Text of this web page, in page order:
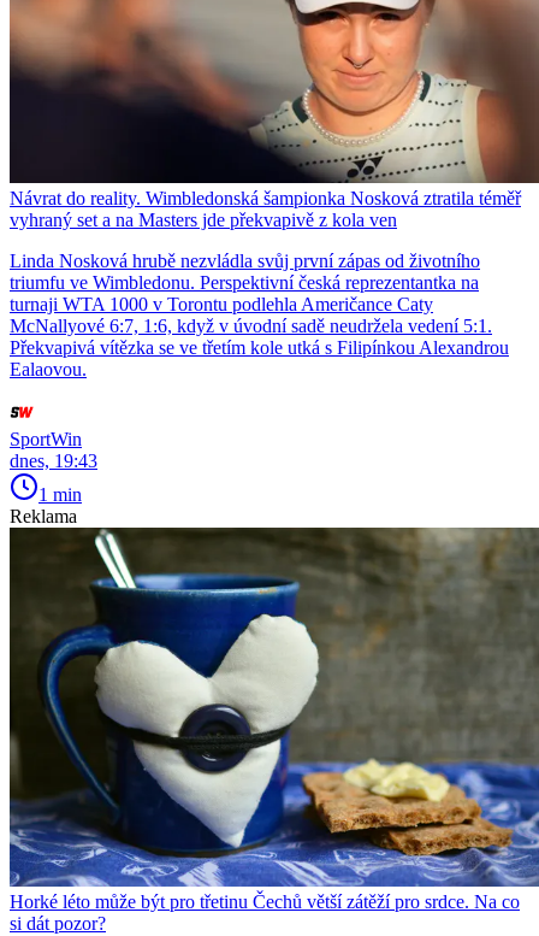
Návrat do reality. Wimbledonská šampionka Nosková ztratila téměř
vyhraný set a na Masters jde překvapivě z kola ven
Linda Nosková hrubě nezvládla svůj první zápas od životního
triumfu ve Wimbledonu. Perspektivní česká reprezentantka na
turnaji WTA 1000 v Torontu podlehla Američance Caty
McNallyové 6:7, 1:6, když v úvodní sadě neudržela vedení 5:1.
Překvapivá vítězka se ve třetím kole utká s Filipínkou Alexandrou
Ealaovou.
SportWin
dnes, 19:43
1 min
Reklama
Horké léto může být pro třetinu Čechů větší zátěží pro srdce. Na co
si dát pozor?